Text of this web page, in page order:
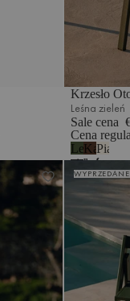
Krzesło
Leśna zieleń
Sale cena
Cena
Leśna
zieleń
Kakaowy
brązbeż